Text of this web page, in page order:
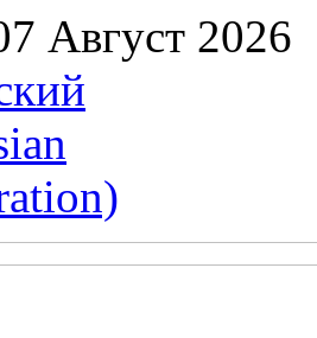
Август 2026